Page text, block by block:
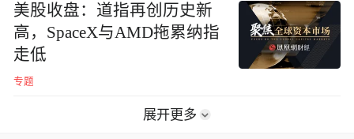
美股收盘：道指再创历史新
高，SpaceX与AMD拖累纳指
走低
专题
展开更多